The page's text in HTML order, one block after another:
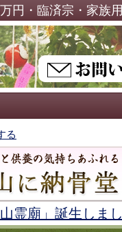
円・臨済宗・家族
る
霊廟」誕生しま